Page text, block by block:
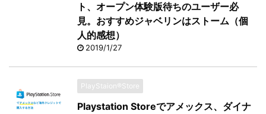
ト、オープン体験版待ちのユーザー必
見。おすすめジャベリンはストーム（個
人的感想）
2019/1/27
PlayStaion®Store
Playstation Storeでアメックス、ダイナ